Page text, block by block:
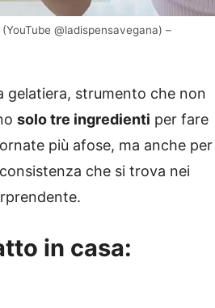
@ladispensavegana) –
gelatiera, strumento che non
solo tre ingredienti per fare
più afose, ma anche per
che si trova nei
in casa: